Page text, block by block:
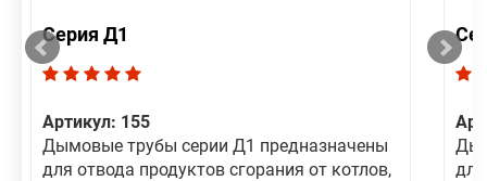
Серия Д1
Артикул: 155
Дымовые трубы серии Д1 предназначены
для отвода продуктов сгорания от котлов,